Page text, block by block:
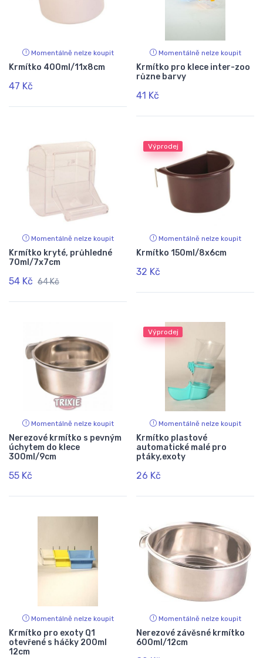
Momentálně nelze koupit
Krmítko 400ml/11x8cm
47 Kč
Momentálně nelze koupit
Krmítko pro klece inter-zoo
různe barvy
41 Kč
Momentálně nelze koupit
Krmítko kryté, průhledné
70ml/7x7cm
54 Kč 64 Kč
Výprodej
Momentálně nelze koupit
Krmítko 150ml/8x6cm
32 Kč
Momentálně nelze koupit
Nerezové krmítko s pevným
úchytem do klece
300ml/9cm
55 Kč
Výprodej
Momentálně nelze koupit
Krmítko plastové
automatické malé pro
ptáky,exoty
26 Kč
Momentálně nelze koupit
Krmítko pro exoty Q1
otevřené s háčky 200ml
12cm
Momentálně nelze koupit
Nerezové závěsné krmítko
600ml/12cm